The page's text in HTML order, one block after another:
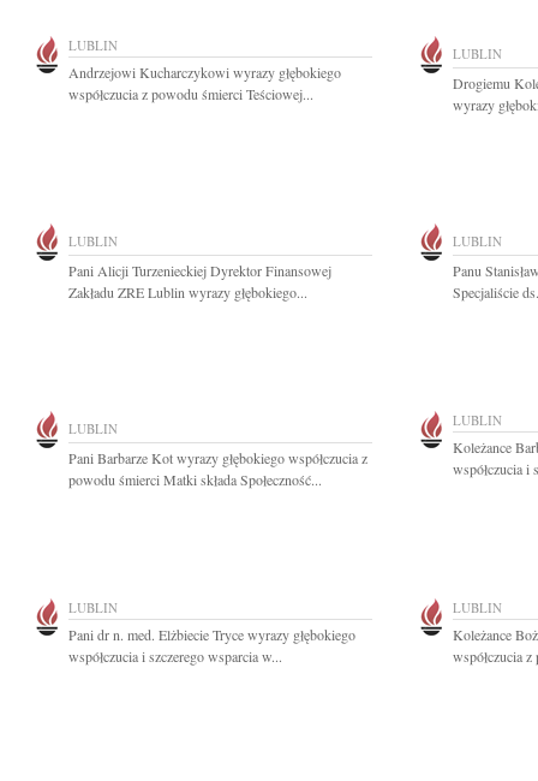
LUBLIN
Andrzejowi Kucharczykowi wyrazy głębokiego
współczucia z powodu śmierci Teściowej...
LUBLIN
Drogiemu
wyrazy
LUBLIN
Pani Alicji Turzenieckiej Dyrektor Finansowej
Zakładu ZRE Lublin wyrazy głębokiego...
LUBLIN
Panu
Specjaliście
LUBLIN
Pani Barbarze Kot wyrazy głębokiego współczucia z
powodu śmierci Matki składa Społeczność...
LUBLIN
Koleżance
współczucia i
LUBLIN
Pani dr n. med. Elżbiecie Tryce wyrazy głębokiego
współczucia i szczerego wsparcia w...
LUBLIN
Koleżance
współczucia